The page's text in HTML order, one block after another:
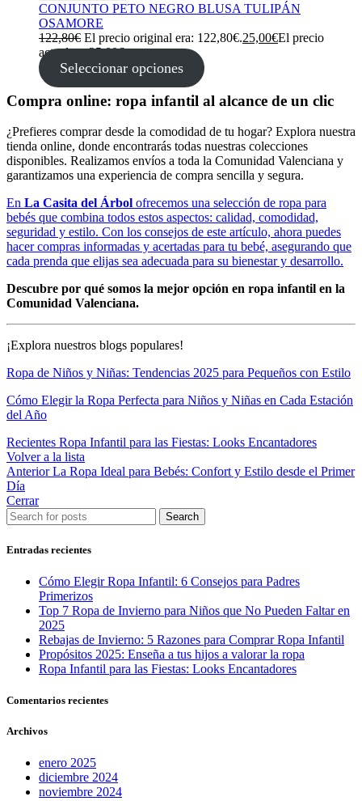
CONJUNTO PETO NEGRO BLUSA TULIPÁN
OSAMORE
122,80€ El precio original era: 122,80€.25,00€El precio
actual es: 25,00€.
Seleccionar opciones
Compra online: ropa infantil al alcance de un clic
¿Prefieres comprar desde la comodidad de tu hogar? Explora nuestra
tienda online, donde encontrarás todas nuestras colecciones
disponibles. Realizamos envíos a toda la Comunidad Valenciana y
garantizamos una experiencia de compra sencilla y segura.
En La Casita del Árbol ofrecemos una selección de ropa para
bebés que combina todos estos aspectos: calidad, comodidad,
seguridad y estilo. Con los consejos de este artículo, ahora puedes
hacer compras informadas y acertadas para tu bebé, asegurando que
cada prenda que elijas sea adecuada para su bienestar y desarrollo.
Descubre por qué somos la mejor opción en ropa infantil en la
Comunidad Valenciana.
¡Explora nuestros blogs populares!
Ropa de Niños y Niñas: Tendencias 2025 para Pequeños con Estilo
Cómo Elegir la Ropa Perfecta para Niños y Niñas en Cada Estación
del Año
Recientes Ropa Infantil para las Fiestas: Looks Encantadores
Volver a la lista
Anterior La Ropa Ideal para Bebés: Confort y Estilo desde el Primer
Día
Cerrar
Search
Entradas recientes
Cómo Elegir Ropa Infantil: 6 Consejos para Padres
Primerizos
Top 7 Ropa de Invierno para Niños que No Pueden Faltar en
2025
Rebajas de Invierno: 5 Razones para Comprar Ropa Infantil
Propósitos 2025: Enseña a tus hijos a valorar la ropa
Ropa Infantil para las Fiestas: Looks Encantadores
Comentarios recientes
Archivos
enero 2025
diciembre 2024
noviembre 2024